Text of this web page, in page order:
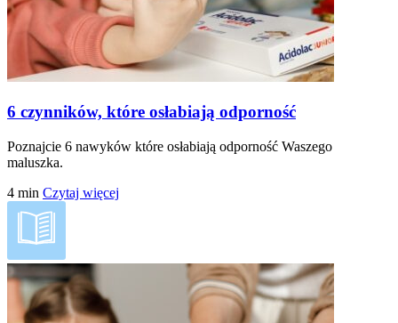
6 czynników, które osłabiają odporność
Poznajcie 6 nawyków które osłabiają odporność Waszego
maluszka.
4 min Czytaj więcej